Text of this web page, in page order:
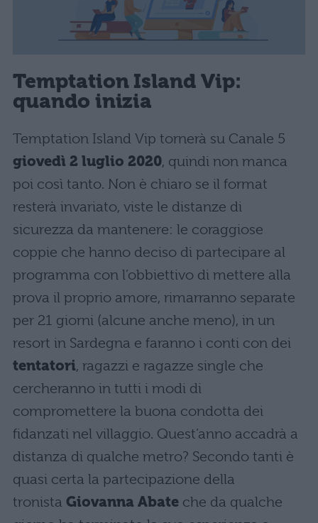
Temptation Island Vip:
quando inizia
Temptation Island Vip tornerà su Canale 5
giovedì 2 luglio 2020, quindi non manca
poi così tanto. Non è chiaro se il format
resterà invariato, viste le distanze di
sicurezza da mantenere: le coraggiose
coppie che hanno deciso di partecipare al
programma con l’obbiettivo di mettere alla
prova il proprio amore, rimarranno separate
per 21 giorni (alcune anche meno), in un
resort in Sardegna e faranno i conti con dei
tentatori, ragazzi e ragazze single che
cercheranno in tutti i modi di
compromettere la buona condotta dei
fidanzati nel villaggio. Quest’anno accadrà a
distanza di qualche metro? Secondo tanti è
quasi certa la partecipazione della
tronista Giovanna Abate che da qualche